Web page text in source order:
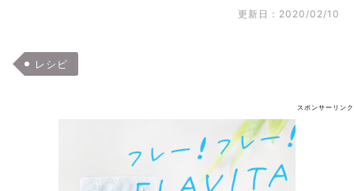
更新日： 2020/02/10
レシピ
スポンサーリンク